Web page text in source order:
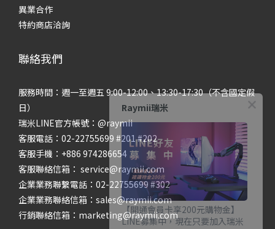
異業合作
特約商店洽詢
聯絡我們
服務時間：週一至週五 9:00-12:00、13:30-17:30（不含國定假
日）
瑞米LINE官方帳號：@raymii
客服電話：02-22755699 #201 #202
客服手機：+886 974286654
客服聯絡信箱： service@raymii.com
企業業務聯繫電話：02-22755699 #302
企業業務聯絡信箱：sales@raymii.com
行銷聯絡信箱：marketing@raymii.com
Raymii瑞米
【開通會員卡享200元購物金】
LINE募集中，現在只要加入瑞米